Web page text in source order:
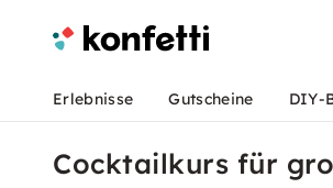
Erlebnisse Gutscheine DIY-
Cocktailkurs für